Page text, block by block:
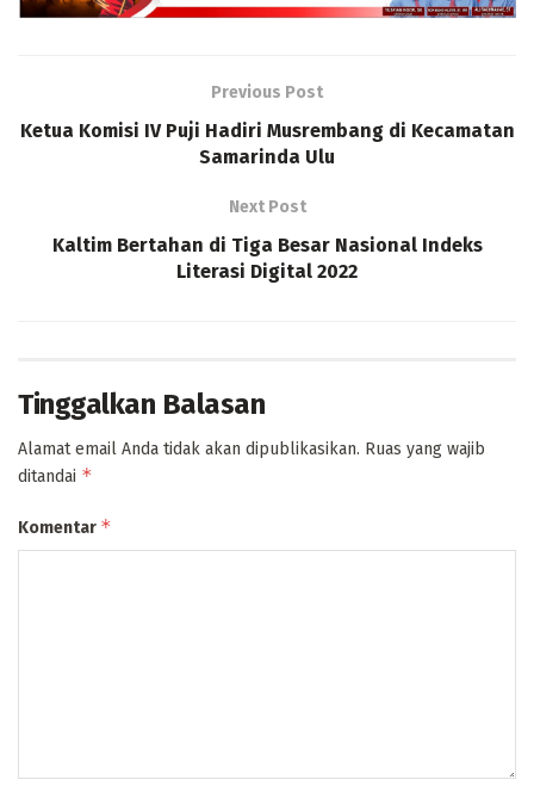
Previous Post
Ketua Komisi IV Puji Hadiri Musrembang di Kecamatan
Samarinda Ulu
Next Post
Kaltim Bertahan di Tiga Besar Nasional Indeks
Literasi Digital 2022
Tinggalkan Balasan
Alamat email Anda tidak akan dipublikasikan. Ruas yang wajib
ditandai *
Komentar *